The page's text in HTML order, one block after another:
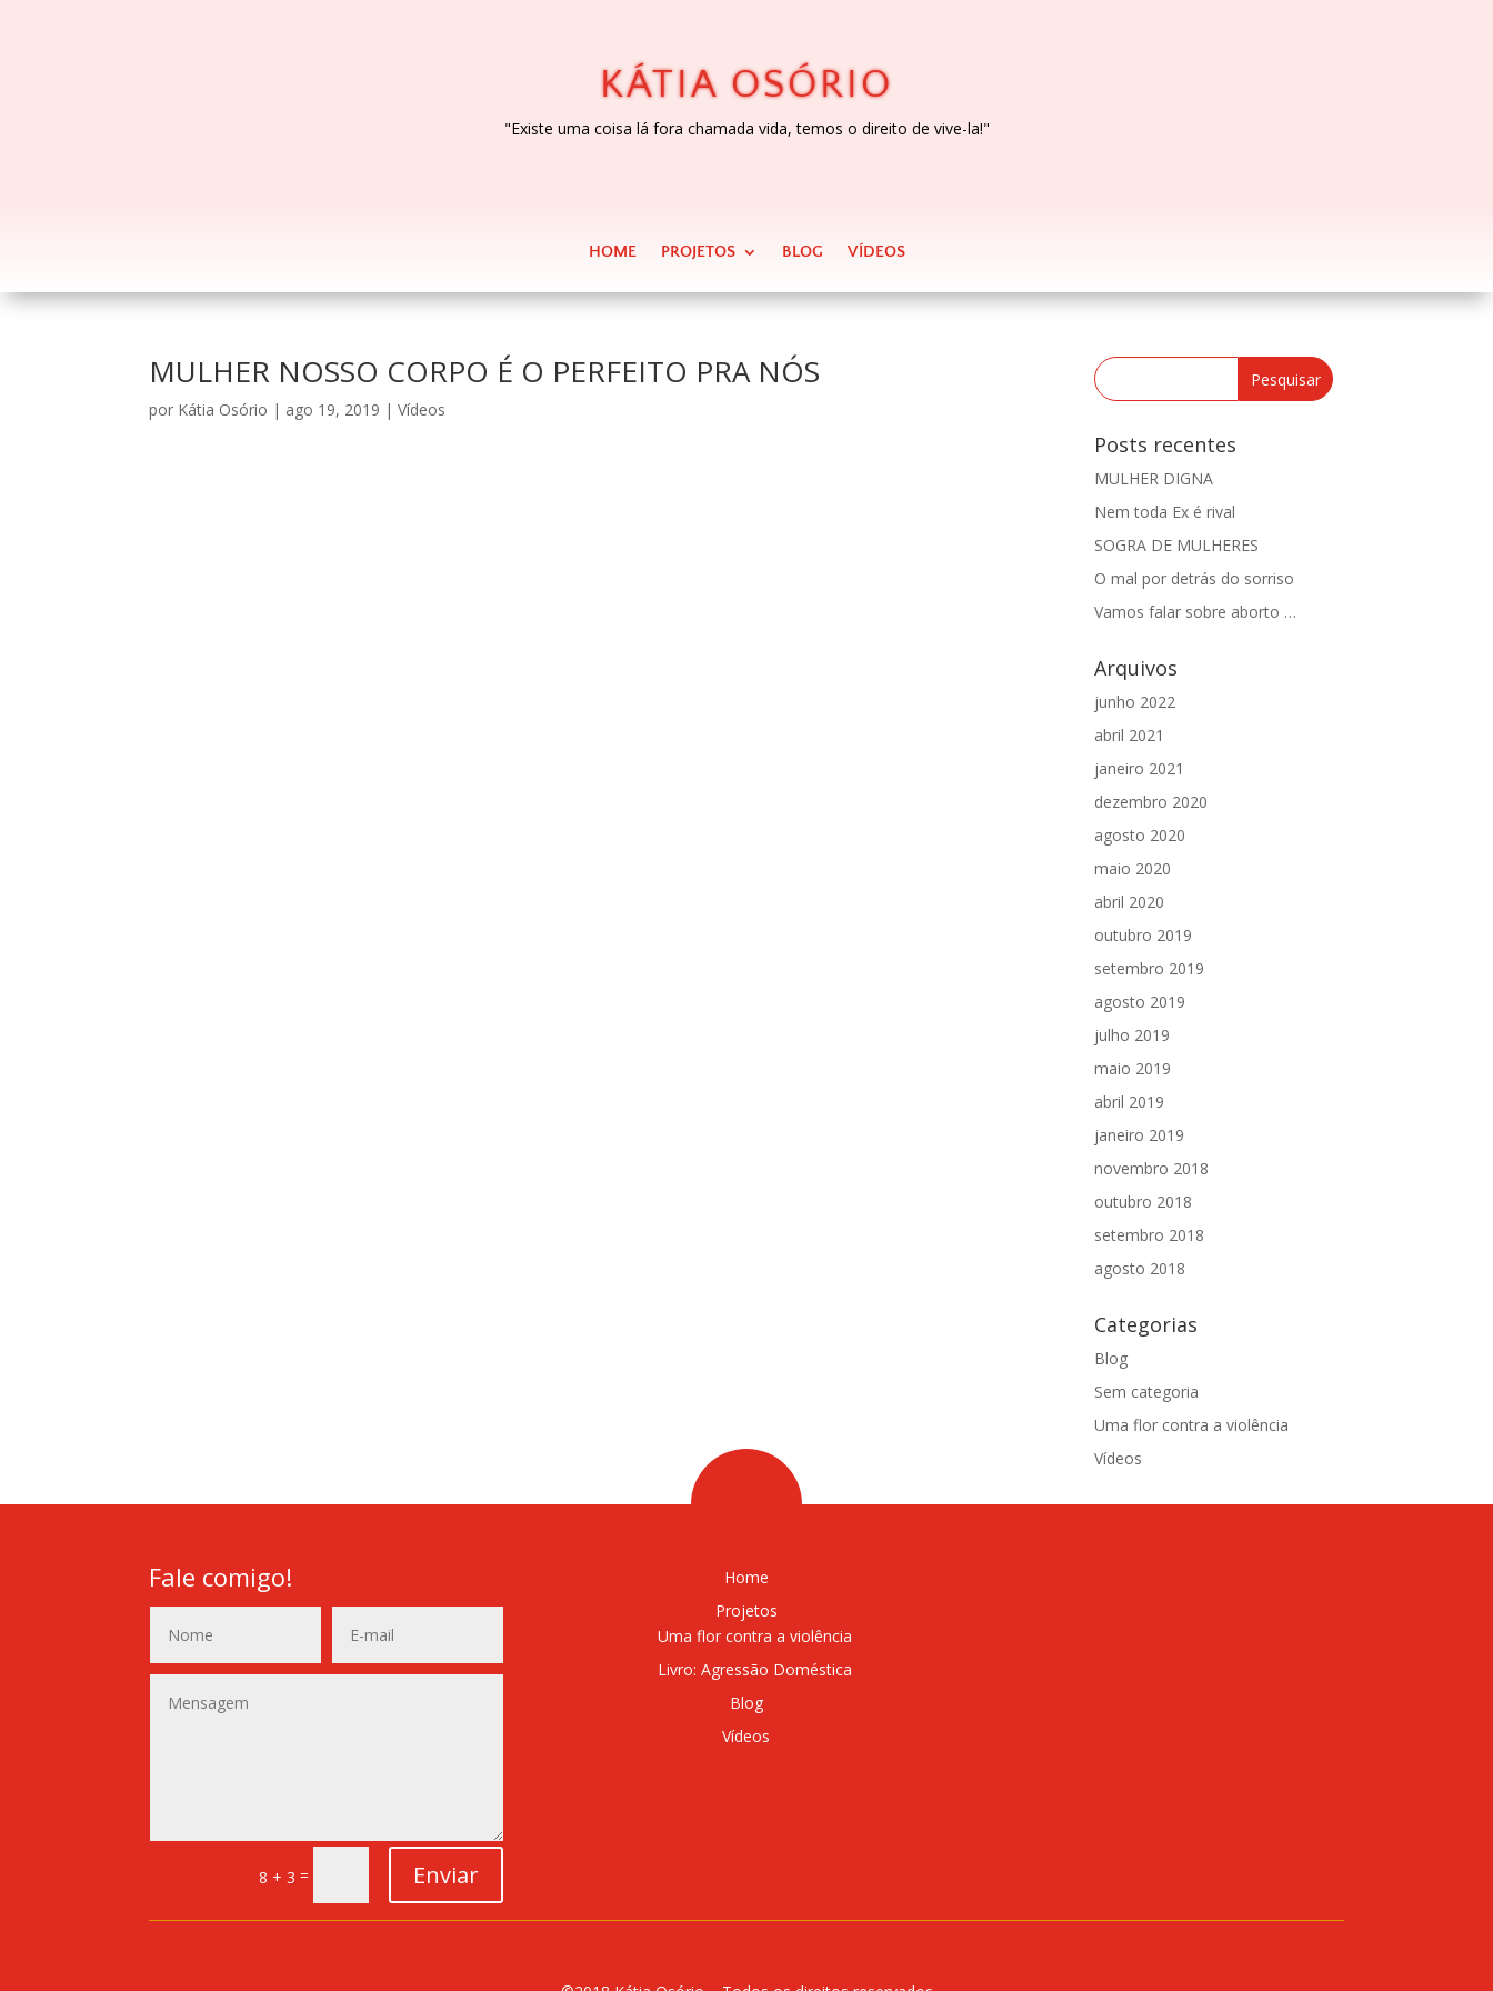
KÁTIA OSÓRIO
"Existe uma coisa lá fora chamada vida, temos o direito de vive-la!"
HOME PROJETOS BLOG VÍDEOS
MULHER NOSSO CORPO É O PERFEITO PRA NÓS
por Kátia Osório | ago 19, 2019 |Vídeos
Posts recentes
MULHER DIGNA
Nem toda Ex é rival
SOGRA DE MULHERES
O mal por detrás do sorriso
Vamos falar sobre aborto …
Arquivos
junho 2022
abril 2021
janeiro 2021
dezembro 2020
agosto 2020
maio 2020
abril 2020
outubro 2019
setembro 2019
agosto 2019
julho 2019
maio 2019
abril 2019
janeiro 2019
novembro 2018
outubro 2018
setembro 2018
agosto 2018
Categorias
Blog
Sem categoria
Uma flor contra a violência
Vídeos
Fale comigo!
8 + 3 = Enviar
Home
Projetos
Uma flor contra a violência
Livro: Agressão Doméstica
Blog
Vídeos